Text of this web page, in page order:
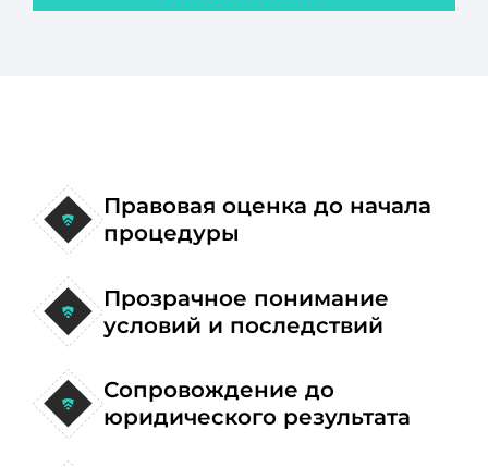
Правовая оценка до начала
процедуры
Прозрачное понимание
условий и последствий
Сопровождение до
юридического результата